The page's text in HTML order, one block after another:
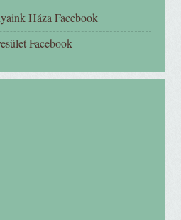
Háza Facebook
Facebook